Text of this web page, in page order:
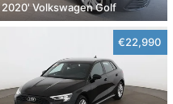
2020' Volkswagen Golf
€22,990